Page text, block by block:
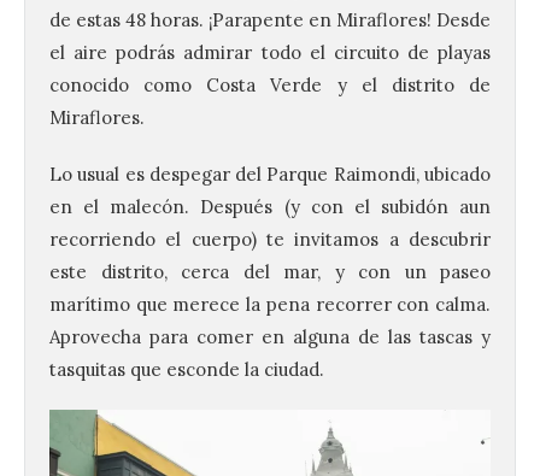
de estas 48 horas. ¡Parapente en Miraflores! Desde
el aire podrás admirar todo el circuito de playas
conocido como Costa Verde y el distrito de
Miraflores.
Lo usual es despegar del Parque Raimondi, ubicado
en el malecón. Después (y con el subidón aun
recorriendo el cuerpo) te invitamos a descubrir
este distrito, cerca del mar, y con un paseo
marítimo que merece la pena recorrer con calma.
Aprovecha para comer en alguna de las tascas y
tasquitas que esconde la ciudad.